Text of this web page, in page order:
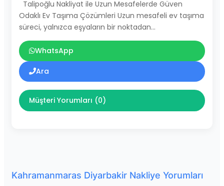
Talipoğlu Nakliyat ile Uzun Mesafelerde Güven
Odaklı Ev Taşıma Çözümleri Uzun mesafeli ev taşıma
süreci, yalnızca eşyaların bir noktadan…
WhatsApp
Ara
Müşteri Yorumları (0)
Kahramanmaras Diyarbakir Nakliye Yorumları